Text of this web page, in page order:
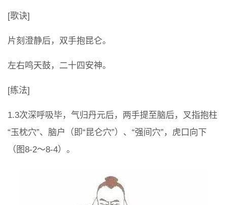
[歌诀]
片刻澄静后，双手抱昆仑。
左右鸣天鼓，二十四安神。
[练法]
1.3次深呼吸毕，气归丹元后，两手提至脑后，叉指抱柱
“玉枕穴”、脑户（即“昆仑穴”）、“强间穴”，虎口向下
（图8-2～8-4）。